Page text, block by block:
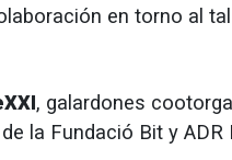
en torno al
, galardones
la Fundació Bit y ADR